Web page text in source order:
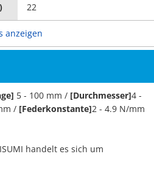
22
anzeigen
5 - 100 mm / [Durchmesser]4 -
/ [Federkonstante]2 - 4.9 N/mm
handelt es sich um
allem dazu dienen, Kräfte zu